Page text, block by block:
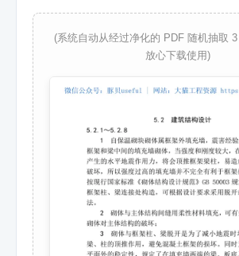
(系统自动从经过净化的 PDF 随机抽取 3
放心下载使用)